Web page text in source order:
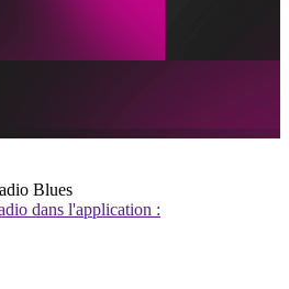
Blues
dans l'application :